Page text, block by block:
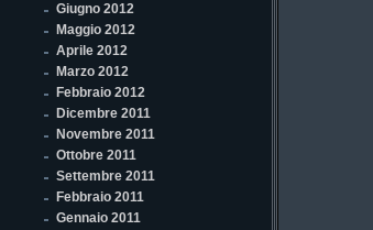
Giugno 2012
Maggio 2012
Aprile 2012
Marzo 2012
Febbraio 2012
Dicembre 2011
Novembre 2011
Ottobre 2011
Settembre 2011
Febbraio 2011
Gennaio 2011